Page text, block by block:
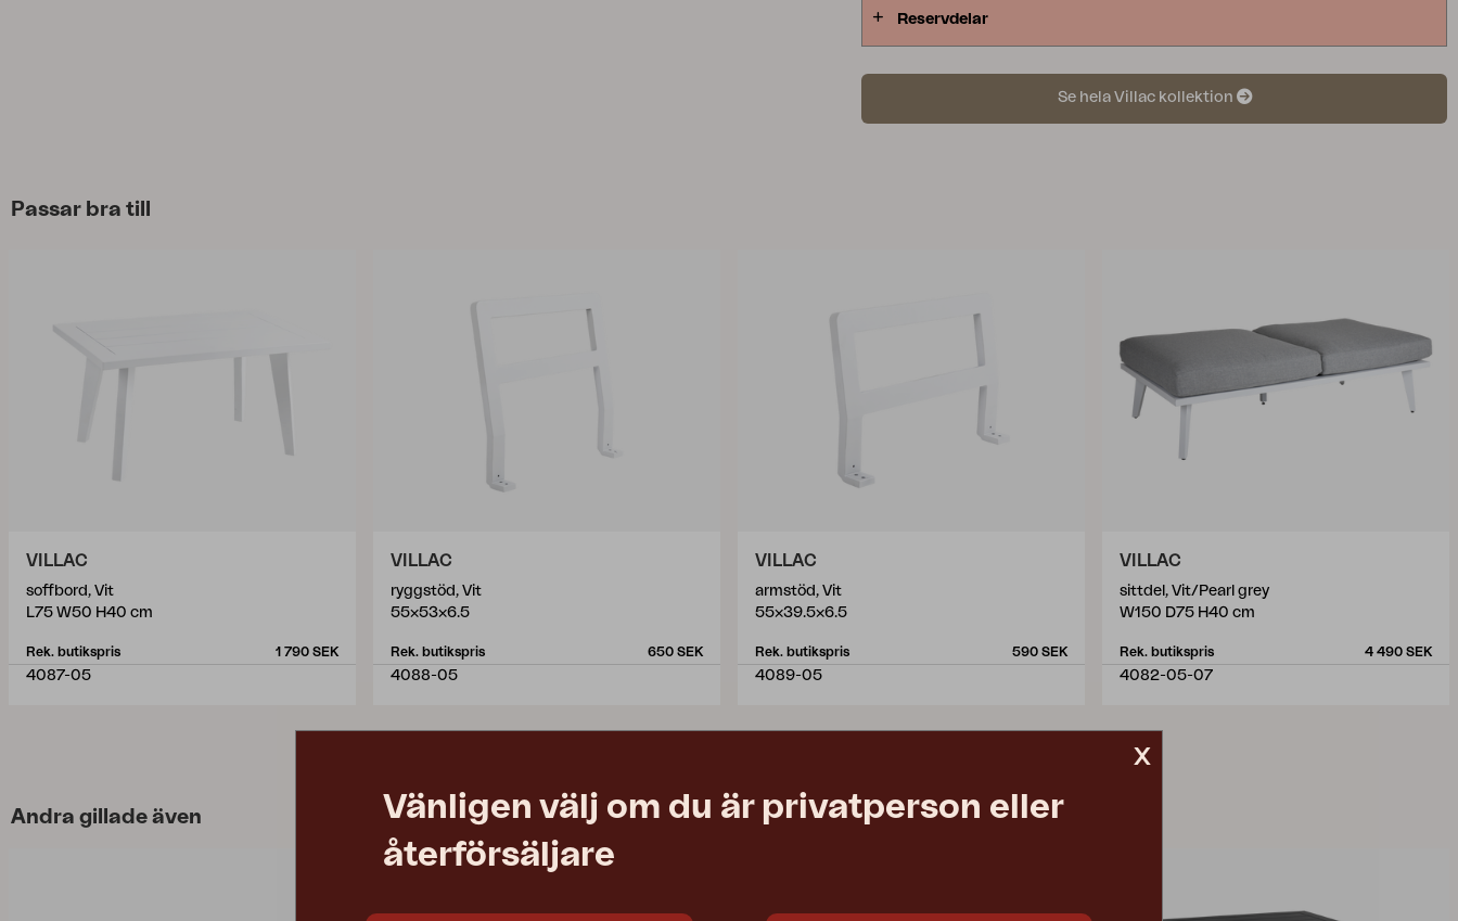
Reservdelar
Se hela Villac kollektion
Passar bra till
VILLAC
soffbord, Vit
L75 W50 H40 cm
Rek. butikspris 1 790 SEK
4087-05
VILLAC
ryggstöd, Vit
55x53x6.5
Rek. butikspris 650 SEK
4088-05
VILLAC
armstöd, Vit
55x39.5x6.5
Rek. butikspris 590 SEK
4089-05
VILLAC
sittdel, Vit/Pearl grey
W150 D75 H40 cm
Rek. butikspris 4 490 SEK
4082-05-07
Andra gillade även
x
Vänligen välj om du är privatperson eller
återförsäljare